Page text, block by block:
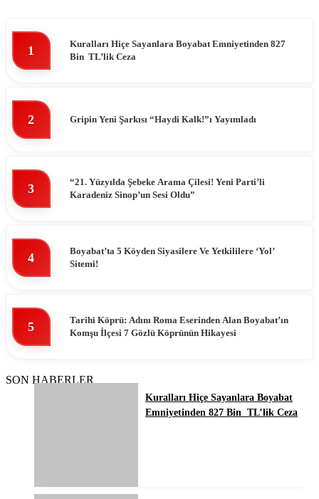
1
Kuralları Hiçe Sayanlara Boyabat Emniyetinden 827
Bin TL’lik Ceza
2 Gripin Yeni Şarkısı “Haydi Kalk!”ı Yayımladı
3
“21. Yüzyılda Şebeke Arama Çilesi! Yeni Parti’li
Karadeniz Sinop’un Sesi Oldu”
4
Boyabat’ta 5 Köyden Siyasilere Ve Yetkililere ‘Yol’
Sitemi!
5
Tarihi Köprü: Adını Roma Eserinden Alan Boyabat’ın
Komşu İlçesi 7 Gözlü Köprünün Hikayesi
SON HABERLER
Kuralları Hiçe Sayanlara Boyabat
Emniyetinden 827 Bin TL’lik Ceza